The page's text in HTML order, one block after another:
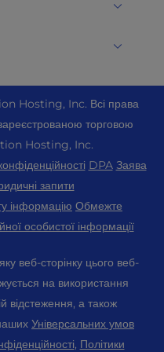
даних
Hosting, Inc. Всі права
торговою
Hosting, Inc.
DPA Заява
запити
інформацію Обмежте
особистої інформації
веб-сторінку цього веб-
на використання
відстеження, а також
Універсальних умов
, Політики